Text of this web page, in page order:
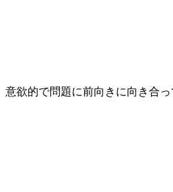
意欲的で問題に前向きに向き合っ